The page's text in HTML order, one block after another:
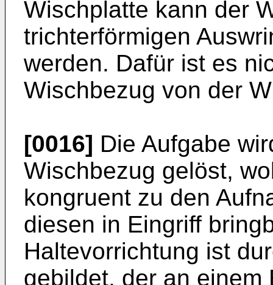
Wischplatte kann der
trichterförmigen
werden. Dafür ist es
Wischbezug von der
[0016] Die Aufgabe
Wischbezug gelöst,
kongruent zu den
diesen in Eingriff
Haltevorrichtung ist
gebildet, der an einem